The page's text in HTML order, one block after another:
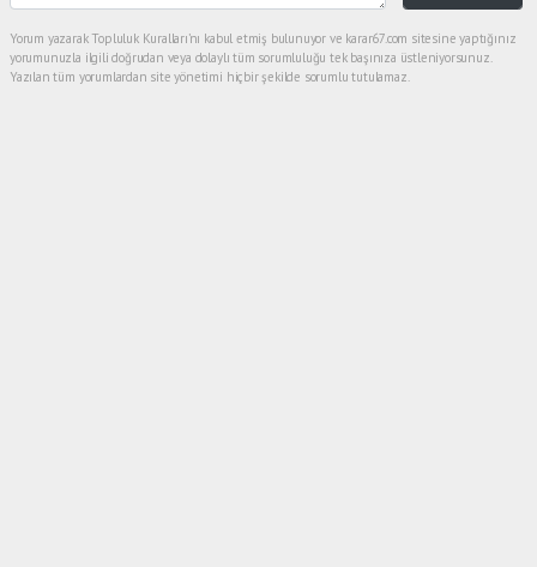
Yorum yazarak Topluluk Kuralları’nı kabul etmiş bulunuyor ve karar67.com sitesine yaptığınız
yorumunuzla ilgili doğrudan veya dolaylı tüm sorumluluğu tek başınıza üstleniyorsunuz.
Yazılan tüm yorumlardan site yönetimi hiçbir şekilde sorumlu tutulamaz.